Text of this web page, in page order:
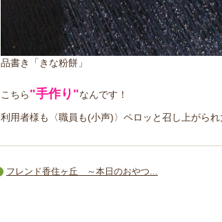
品書き「きな粉餅」
こちら"手作り"なんです！
利用者様も〈職員も(小声)〉ペロッと召し上がら
フレンド香住ヶ丘 ～本日のおやつ...